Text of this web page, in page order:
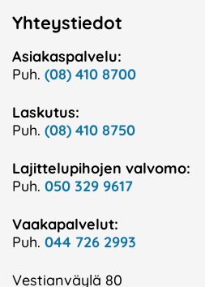
Yhteystiedot
Asiakaspalvelu:
Puh. (08) 410 8700
Laskutus:
Puh. (08) 410 8750
Lajittelupihojen valvomo:
Puh. 050 329 9617
Vaakapalvelut:
Puh. 044 726 2993
Vestianväylä 80